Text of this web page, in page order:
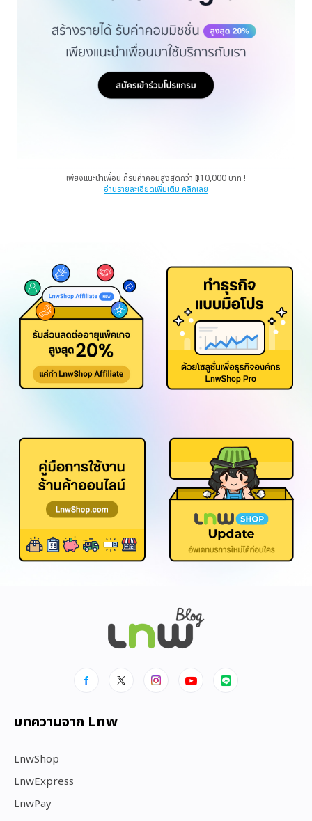
เพียงแนะนำเพื่อน ก็รับค่าคอมสูงสุดกว่า ฿10,000 บาท !
อ่านรายละเอียดเพิ่มเติม คลิกเลย
บทความจาก Lnw
LnwShop
LnwExpress
LnwPay